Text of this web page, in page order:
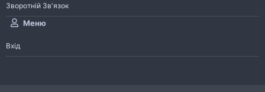
Зворотній Зв'язок
Меню
Вхід